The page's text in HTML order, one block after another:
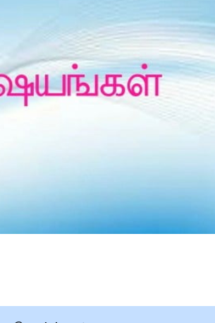
superior to Jesus?